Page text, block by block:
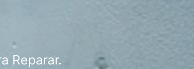
Reparar.